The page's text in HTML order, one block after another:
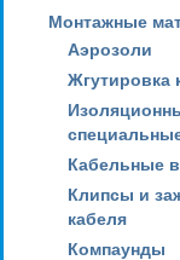
Монтажные
Аэрозоли
Жгутировка
Кабельные
Клипсы и
кабеля
Компаунды